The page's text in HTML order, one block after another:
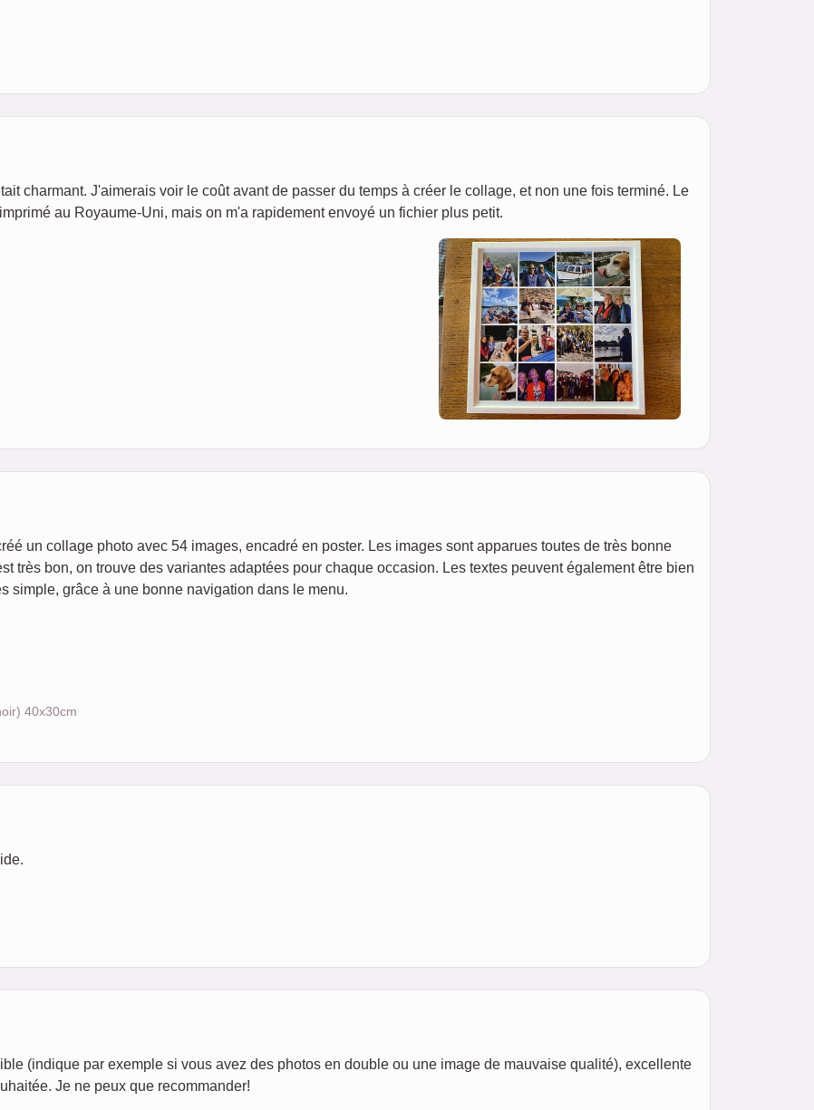
charmant. J'aimerais voir le coût avant de passer du temps à créer le collage, et non une fois terminé. Le
au Royaume-Uni, mais on m'a rapidement envoyé un fichier plus petit.
un collage photo avec 54 images, encadré en poster. Les images sont apparues toutes de très bonne
très bon, on trouve des variantes adaptées pour chaque occasion. Les textes peuvent également être bien
simple, grâce à une bonne navigation dans le menu.
40x30cm
(indique par exemple si vous avez des photos en double ou une image de mauvaise qualité), excellente
Je ne peux que recommander!